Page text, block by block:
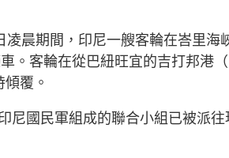
凌晨期間，印尼一艘客輪在峇里海
。客輪在從巴紐旺宜的吉打邦港
覆。
尼國民軍組成的聯合小組已被派往